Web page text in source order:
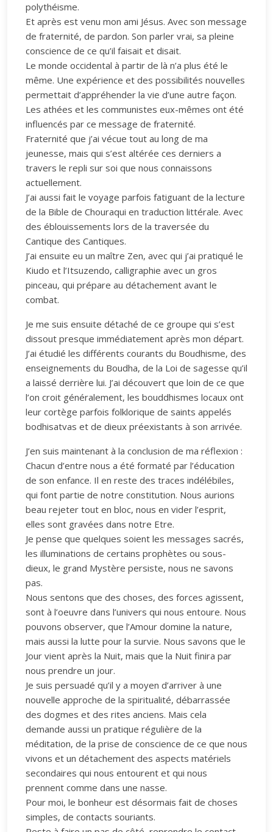
polythéisme.
Et après est venu mon ami Jésus. Avec son message
de fraternité, de pardon. Son parler vrai, sa pleine
conscience de ce qu’il faisait et disait.
Le monde occidental à partir de là n’a plus été le
même. Une expérience et des possibilités nouvelles
permettait d’appréhender la vie d’une autre façon.
Les athées et les communistes eux-mêmes ont été
influencés par ce message de fraternité.
Fraternité que j’ai vécue tout au long de ma
jeunesse, mais qui s’est altérée ces derniers a
travers le repli sur soi que nous connaissons
actuellement.
J’ai aussi fait le voyage parfois fatiguant de la lecture
de la Bible de Chouraqui en traduction littérale. Avec
des éblouissements lors de la traversée du
Cantique des Cantiques.
J’ai ensuite eu un maître Zen, avec qui j’ai pratiqué le
Kiudo et l’Itsuzendo, calligraphie avec un gros
pinceau, qui prépare au détachement avant le
combat.
Je me suis ensuite détaché de ce groupe qui s’est
dissout presque immédiatement après mon départ.
J’ai étudié les différents courants du Boudhisme, des
enseignements du Boudha, de la Loi de sagesse qu’il
a laissé derrière lui. J’ai découvert que loin de ce que
l’on croit généralement, les bouddhismes locaux ont
leur cortège parfois folklorique de saints appelés
bodhisatvas et de dieux préexistants à son arrivée.
J’en suis maintenant à la conclusion de ma réflexion :
Chacun d’entre nous a été formaté par l’éducation
de son enfance. Il en reste des traces indélébiles,
qui font partie de notre constitution. Nous aurions
beau rejeter tout en bloc, nous en vider l’esprit,
elles sont gravées dans notre Etre.
Je pense que quelques soient les messages sacrés,
les illuminations de certains prophètes ou sous-
dieux, le grand Mystère persiste, nous ne savons
pas.
Nous sentons que des choses, des forces agissent,
sont à l’oeuvre dans l’univers qui nous entoure. Nous
pouvons observer, que l’Amour domine la nature,
mais aussi la lutte pour la survie. Nous savons que le
Jour vient après la Nuit, mais que la Nuit finira par
nous prendre un jour.
Je suis persuadé qu’il y a moyen d’arriver à une
nouvelle approche de la spiritualité, débarrassée
des dogmes et des rites anciens. Mais cela
demande aussi un pratique régulière de la
méditation, de la prise de conscience de ce que nous
vivons et un détachement des aspects matériels
secondaires qui nous entourent et qui nous
prennent comme dans une nasse.
Pour moi, le bonheur est désormais fait de choses
simples, de contacts souriants.